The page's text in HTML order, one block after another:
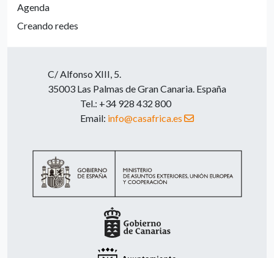
Agenda
Creando redes
C/ Alfonso XIII, 5.
35003 Las Palmas de Gran Canaria. España
Tel.: +34 928 432 800
Email: info@casafrica.es